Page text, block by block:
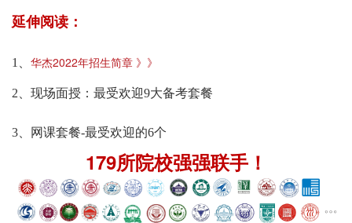
延伸阅读：
1、 华杰2022年招生简章 》》
2、 现场面授：最受欢迎9大备考套餐
3、 网课套餐-最受欢迎的6个
179所院校强强联手！